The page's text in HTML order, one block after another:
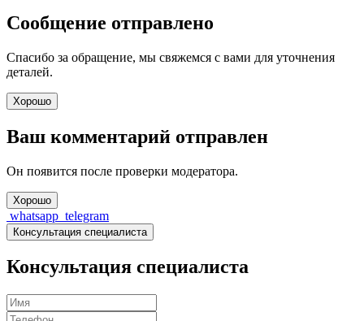
Сообщение отправлено
Спасибо за обращение, мы свяжемся с вами для уточнения
деталей.
Хорошо
Ваш комментарий отправлен
Он появится после проверки модератора.
Хорошо
whatsapp telegram
Консультация специалиста
Консультация специалиста